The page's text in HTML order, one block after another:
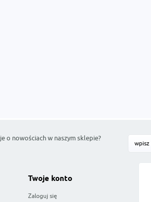
o nowościach w naszym sklepie?
Twoje konto
Zaloguj się